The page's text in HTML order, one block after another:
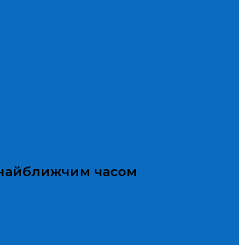
часом